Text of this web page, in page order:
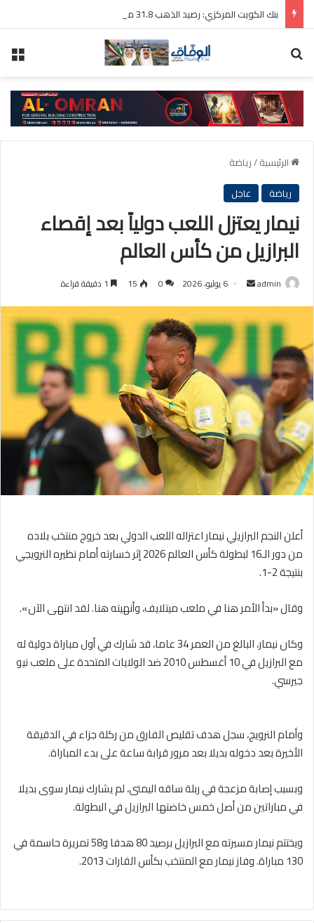
الرئيسية/رياضة
رياضة
عاجل
نيمار يعتزل اللعب دولياً بعد إقصاء
البرازيل من كأس العالم
admin
أرسل
إلكترونيا
6 يوليو، 2026 0
15
أعلن النجم البرازيلي نيمار اعتزاله اللعب الدولي بعد خروج منتخب بلاده
من دور الـ16 لبطولة كأس العالم 2026 إثر خسارته أمام نظيره النرويجي
بنتيجة 2-1.
وقال «بدأ الأمر هنا في ملعب ميتلايف، وأنهيته هنا. لقد انتهى الآن».
وكان نيمار، البالغ من العمر 34 عاما، قد شارك في أول مباراة دولية له
مع البرازيل في 10 أغسطس 2010 ضد الولايات المتحدة على ملعب نيو
جيرسي.
وأمام النرويج، سجل هدف تقليص الفارق من ركلة جزاء في الدقيقة
الأخيرة بعد دخوله بديلا بعد مرور قرابة ساعة على بدء المباراة.
وبسبب إصابة مزعجة في ربلة ساقه اليمنى، لم يشارك نيمار سوى بديلا
في مباراتين من أصل خمس خاضتها البرازيل في البطولة.
⁠ويختتم نيمار مسيرته مع البرازيل ⁠برصيد ⁠80 هدفا و58 تمريرة حاسمة في
130 مباراة. وفاز نيمار مع المنتخب بكأس القارات 2013.